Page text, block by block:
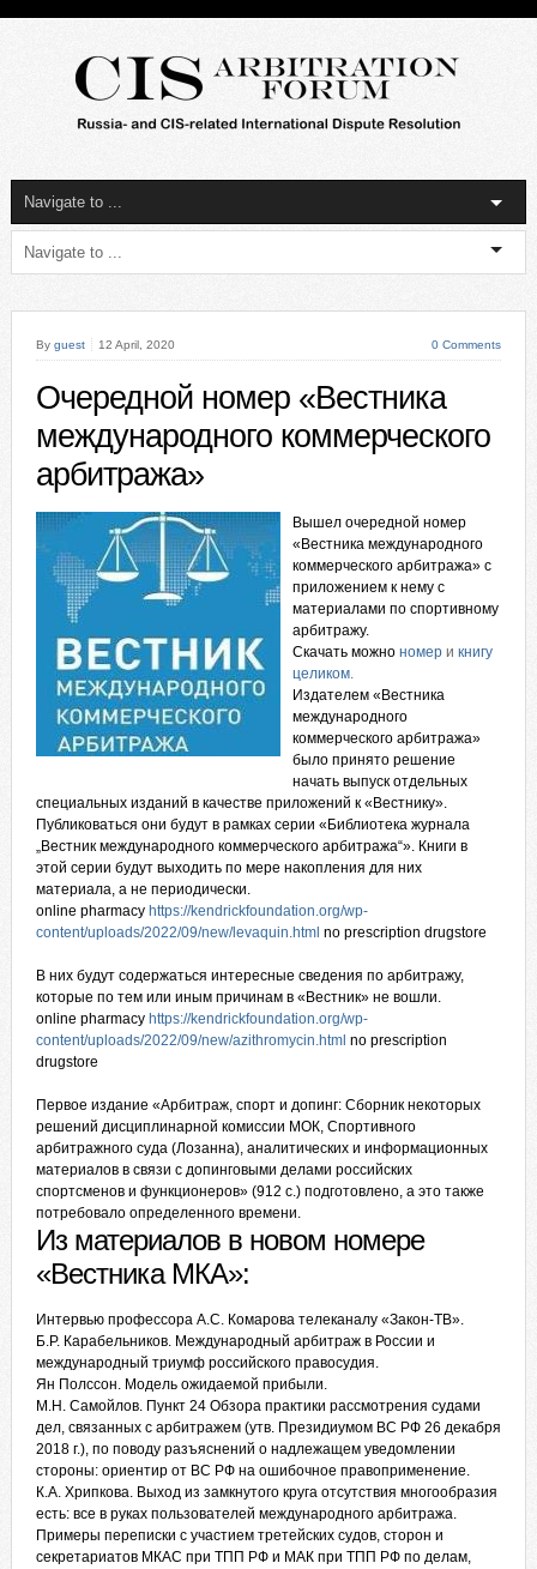
By guest 12 April, 2020 0 Comments
Очередной номер «Вестника
международного коммерческого
арбитража»
Вышел очередной номер
«Вестника международного
коммерческого арбитража» с
приложением к нему с
материалами по спортивному
арбитражу.
Скачать можно номери книгу
целиком.
Издателем «Вестника
международного
коммерческого арбитража»
было принято решение
начать выпуск отдельных
специальных изданий в качестве приложений к «Вестнику».
Публиковаться они будут в рамках серии «Библиотека журнала
„Вестник международного коммерческого арбитража“». Книги в
этой серии будут выходить по мере накопления для них
материала, а не периодически.
online pharmacy https://kendrickfoundation.org/wp-
content/uploads/2022/09/new/levaquin.html no prescription drugstore
В них будут содержаться интересные сведения по арбитражу,
которые по тем или иным причинам в «Вестник» не вошли.
online pharmacy https://kendrickfoundation.org/wp-
content/uploads/2022/09/new/azithromycin.html no prescription
drugstore
Первое издание «Арбитраж, спорт и допинг: Сборник некоторых
решений дисциплинарной комиссии МОК, Спортивного
арбитражного суда (Лозанна), аналитических и информационных
материалов в связи с допинговыми делами российских
спортсменов и функционеров» (912 с.) подготовлено, а это также
потребовало определенного времени.
Из материалов в новом номере
«Вестника МКА»:
Интервьюпрофессора А.С. Комарова телеканалу «Закон-ТВ».
Б.Р. Карабельников. Международный арбитраж в России и
международный триумф российского правосудия.
Ян Полссон.Модель ожидаемой прибыли.
М.Н. Самойлов. Пункт 24 Обзора практики рассмотрения судами
дел, связанных с арбитражем (утв. Президиумом ВС РФ 26 декабря
2018 г.), по поводу разъяснений о надлежащем уведомлении
стороны: ориентир от ВС РФ на ошибочное правоприменение.
К.А. Хрипкова. Выход из замкнутого круга отсутствия многообразия
есть: все в руках пользователей международного арбитража.
Примеры переписки с участием третейских судов, сторон и
секретариатов МКАС при ТПП РФ и МАК при ТПП РФ по делам,